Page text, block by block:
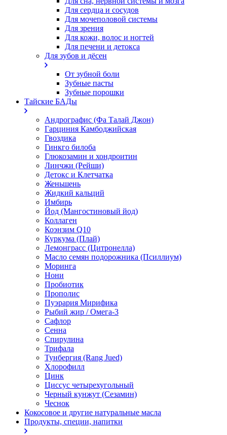
Для сердца и сосудов
Для мочеполовой системы
Для зрения
Для кожи, волос и ногтей
Для печени и детокса
Для зубов и дёсен
От зубной боли
Зубные пасты
Зубные порошки
Тайские БАДы
Андрографис (Фа Талай Джон)
Гарциния Камбоджийская
Гвоздика
Гинкго билоба
Глюкозамин и хондроитин
Линчжи (Рейши)
Детокс и Клетчатка
Женьшень
Жидкий кальций
Имбирь
Йод (Мангостиновый йод)
Коллаген
Коэнзим Q10
Куркума (Плай)
Лемонграсс (Цитронелла)
Масло семян подорожника (Псиллиум)
Моринга
Нони
Пробиотик
Прополис
Пуэрария Мирифика
Рыбий жир / Омега-3
Сафлор
Сенна
Спирулина
Трифала
Тунбергия (Rang Jued)
Хлорофилл
Цинк
Циссус четырехугольный
Черный кунжут (Сезамин)
Чеснок
Кокосовое и другие натуральные масла
Продукты, специи, напитки